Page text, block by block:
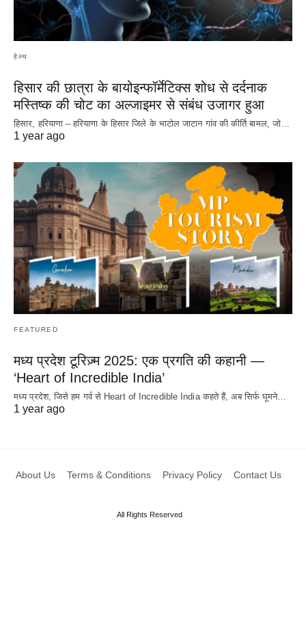
हेल्थ
हिसार की छात्रा के बायोइन्फॉर्मेटिक्स शोध से दर्दनाक
मस्तिष्क की चोट का अल्जाइमर से संबंध उजागर हुआ
हिसार, हरियाणा – हरियाणा के हिसार जिले के भाटोल जाटान गांव की कीर्ति बामल, जो…
1 year ago
FEATURED
मध्य प्रदेश टूरिज़्म 2025: एक प्रगति की कहानी —
‘Heart of Incredible India’
मध्य प्रदेश, जिसे हम गर्व से Heart of Incredible India कहते हैं, अब सिर्फ घूमने…
1 year ago
About Us Terms & Conditions Privacy Policy Contact Us
All Rights Reserved